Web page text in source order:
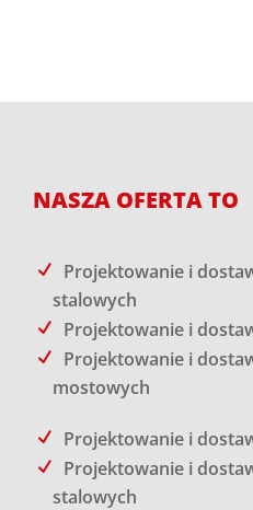
NASZA OFERTA TO
Projektowanie i
stalowych
Projektowanie i
Projektowanie i
mostowych
Projektowanie i
Projektowanie i
stalowych